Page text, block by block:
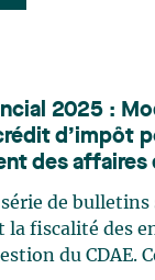
2005, la TSP a
2025 :
d’impôt
des affaires
de bulletins
la fiscalité des
du CDAE.